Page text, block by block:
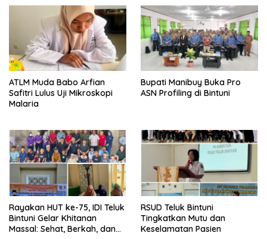
ATLM Muda Babo Arfian
Safitri Lulus Uji Mikroskopi
Malaria
Bupati Manibuy Buka Pro
ASN Profiling di Bintuni
Rayakan HUT ke-75, IDI Teluk
Bintuni Gelar Khitanan
Massal: Sehat, Berkah, dan
RSUD Teluk Bintuni
Tingkatkan Mutu dan
Keselamatan Pasien